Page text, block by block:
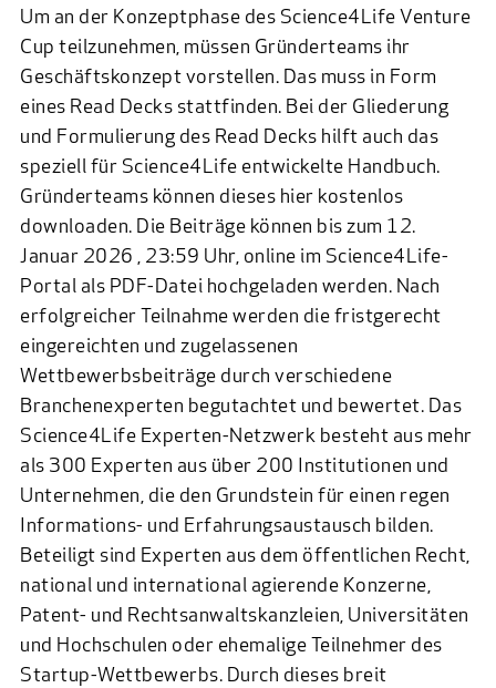
Um an der Konzeptphase des Science4Life Venture
Cup teilzunehmen, müssen Gründerteams ihr
Geschäftskonzept vorstellen. Das muss in Form
eines Read Decks stattfinden. Bei der Gliederung
und Formulierung des Read Decks hilft auch das
speziell für Science4Life entwickelte Handbuch.
Gründerteams können dieses hier kostenlos
downloaden. Die Beiträge können bis zum 12.
Januar 2026 , 23:59 Uhr, online im Science4Life-
Portal als PDF-Datei hochgeladen werden. Nach
erfolgreicher Teilnahme werden die fristgerecht
eingereichten und zugelassenen
Wettbewerbsbeiträge durch verschiedene
Branchenexperten begutachtet und bewertet. Das
Science4Life Experten-Netzwerk besteht aus mehr
als 300 Experten aus über 200 Institutionen und
Unternehmen, die den Grundstein für einen regen
Informations- und Erfahrungsaustausch bilden.
Beteiligt sind Experten aus dem öffentlichen Recht,
national und international agierende Konzerne,
Patent- und Rechtsanwaltskanzleien, Universitäten
und Hochschulen oder ehemalige Teilnehmer des
Startup-Wettbewerbs. Durch dieses breit